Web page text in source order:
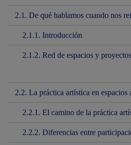
2.1. De qué hablamos cuando nos
2.1.1. Introducción
2.1.2. Red de espacios y
2.2. La práctica artística en espacios
2.2.1. El camino de la práctica
2.2.2. Diferencias entre